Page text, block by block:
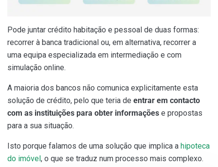
Pode juntar crédito habitação e pessoal de duas formas:
recorrer à banca tradicional ou, em alternativa, recorrer a
uma equipa especializada em intermediação e com
simulação online.
A maioria dos bancos não comunica explicitamente esta
solução de crédito, pelo que teria de entrar em contacto
com as instituições para obter informações e propostas
para a sua situação.
Isto porque falamos de uma solução que implica a hipoteca
do imóvel , o que se traduz num processo mais complexo.